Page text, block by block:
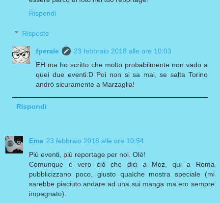
Rispondi
Risposte
fperale
23 febbraio 2018 alle ore 10:03
EH ma ho scritto che molto probabilmente non vado a
quei due eventi:D Poi non si sa mai, se salta Torino
andrò sicuramente a Marzaglia!
Rispondi
Ema 23 febbraio 2018 alle ore 10:54
Più eventi, più reportage per noi. Olé!
Comunque è vero ciò che dici a Moz, qui a Roma
pubblicizzano poco, giusto qualche mostra speciale (mi
sarebbe piaciuto andare ad una sui manga ma ero sempre
impegnato).